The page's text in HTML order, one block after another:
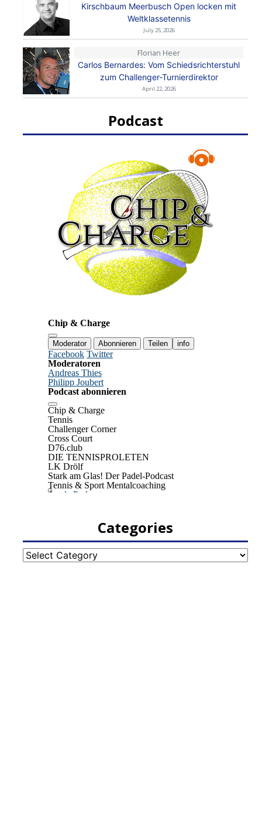
Kirschbaum Meerbusch Open locken mit
Weltklassetennis
July 25, 2026
Florian Heer
Carlos Bernardes: Vom Schiedsrichterstuhl
zum Challenger-Turnierdirektor
April 22, 2026
Podcast
Categories
Categories